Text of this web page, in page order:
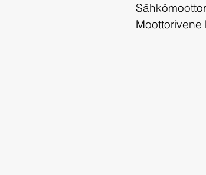
Moottorivene